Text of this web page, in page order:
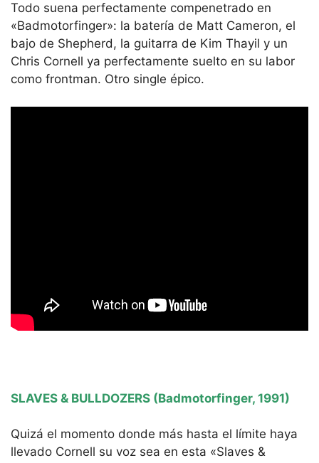
Todo suena perfectamente compenetrado en
«Badmotorfinger»: la batería de Matt Cameron, el
bajo de Shepherd, la guitarra de Kim Thayil y un
Chris Cornell ya perfectamente suelto en su labor
como frontman. Otro single épico.
SLAVES & BULLDOZERS (Badmotorfinger, 1991)
Quizá el momento donde más hasta el límite haya
llevado Cornell su voz sea en esta «Slaves &